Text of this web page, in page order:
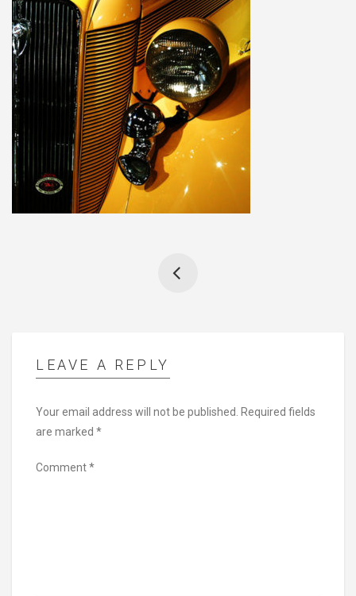
LEAVE A REPLY
Your email address will not be published.
Required fields
are marked *
Comment*